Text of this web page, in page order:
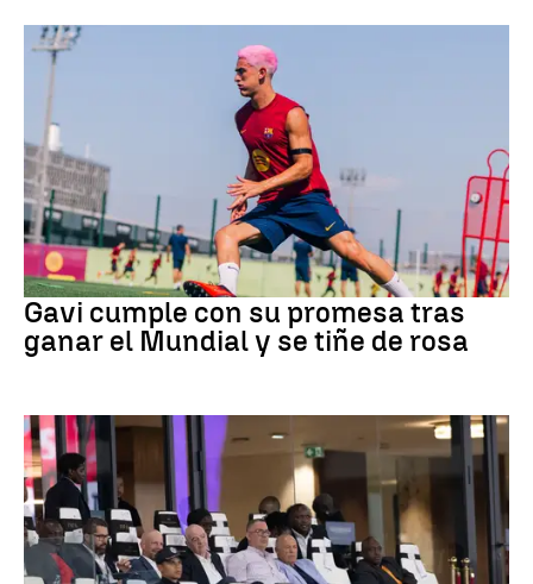
Fútbol
Gavi cumple con su promesa tras
ganar el Mundial y se tiñe de rosa